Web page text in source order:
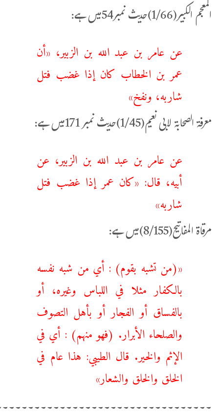
المعجم الکبیر(1/66)حدیث نمبر54میں ہے:
عن عامر بن عبد الله بن الزبير، «أن
عمر بن الخطاب كان إذا غضب ‌فتل
‌شاربه، ونفخ»
معرفۃ الصحابۃ لابی نعیم(1/45)حدیث نمبر 171میں ہے:
عن عامر بن عبد الله بن الزبير، عن
أبيه، قال: «كان عمر إذا غضب ‌فتل
‌شاربه»
مرقاۃ المفاتیح(8/155)میں ہے:
«(‌من ‌تشبه بقوم) : أي من شبه نفسه
بالكفار مثلا في اللباس وغيره، أو
بالفساق أو الفجار أو بأهل التصوف
والصلحاء الأبرار. (فهو منهم) : أي في
الإثم والخير. قال الطيبي: هذا عام في
الخلق والخلق والشعار»